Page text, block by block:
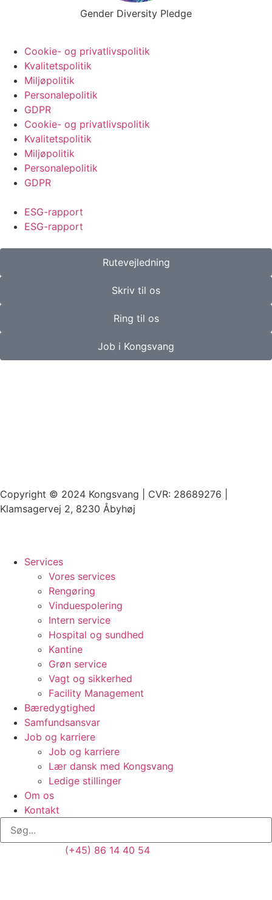
Gender Diversity Pledge
Cookie- og privatlivspolitik
Kvalitetspolitik
Miljøpolitik
Personalepolitik
GDPR
Cookie- og privatlivspolitik
Kvalitetspolitik
Miljøpolitik
Personalepolitik
GDPR
ESG-rapport
ESG-rapport
Rutevejledning
Skriv til os
Ring til os
Job i Kongsvang
Copyright © 2024 Kongsvang | CVR: 28689276 |
Klamsagervej 2, 8230 Åbyhøj
Services
Vores services
Rengøring
Vinduespolering
Intern service
Hospital og sundhed
Kantine
Grøn service
Vagt og sikkerhed
Facility Management
Bæredygtighed
Samfundsansvar
Job og karriere
Job og karriere
Lær dansk med Kongsvang
Ledige stillinger
Om os
Kontakt
(+45) 86 14 40 54